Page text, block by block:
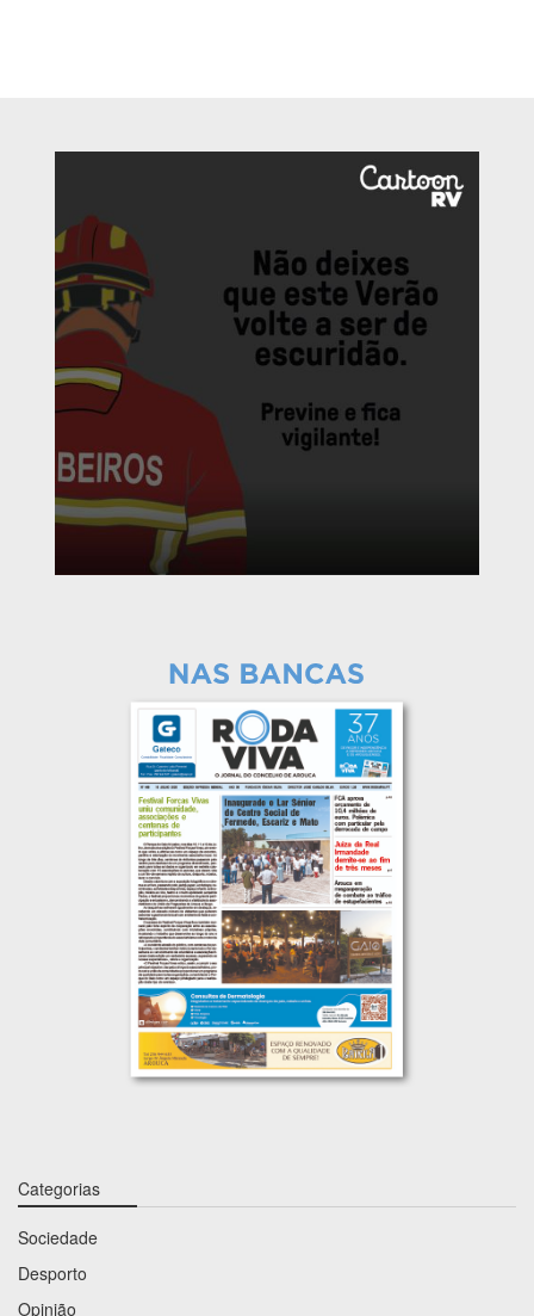
Categorias
Sociedade
Desporto
Opinião